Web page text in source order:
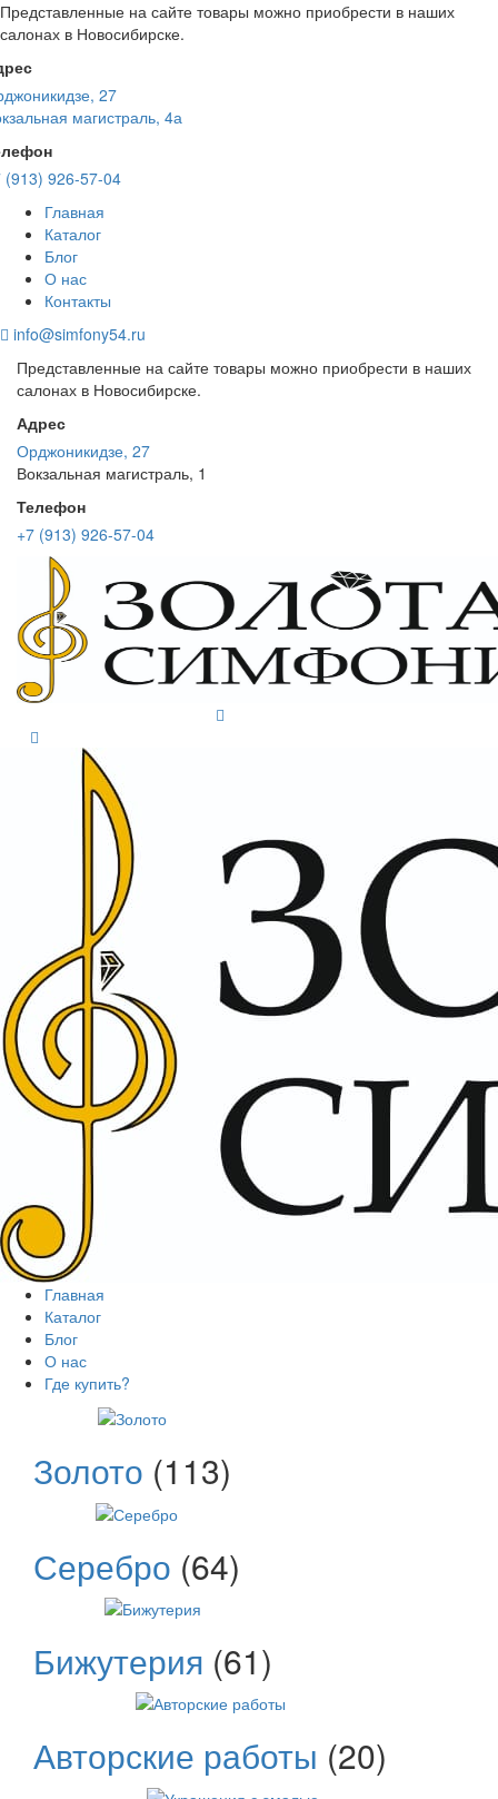
Представленные на сайте товары можно приобрести в наших
салонах в Новосибирске.
27
магистраль, 4а
(913) 926-57-04
Главная
Каталог
Блог
О нас
Контакты
info@simfony54.ru
Представленные на сайте товары можно приобрести в наших
салонах в Новосибирске.
Адрес
Орджоникидзе, 27
Вокзальная магистраль, 1
Телефон
+7 (913) 926-57-04
Главная
Каталог
Блог
О нас
Где купить?
Золото (113)
Серебро (64)
Бижутерия (61)
Авторские работы (20)